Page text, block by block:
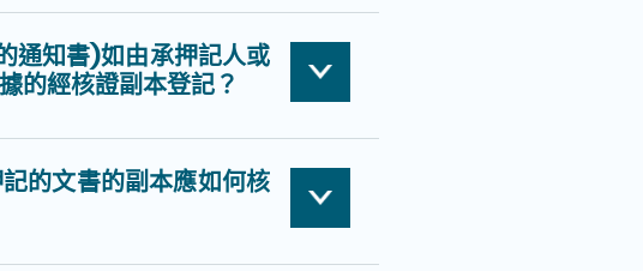
通知書)如由承押記人或
的經核證副本登記？
的文書的副本應如何核